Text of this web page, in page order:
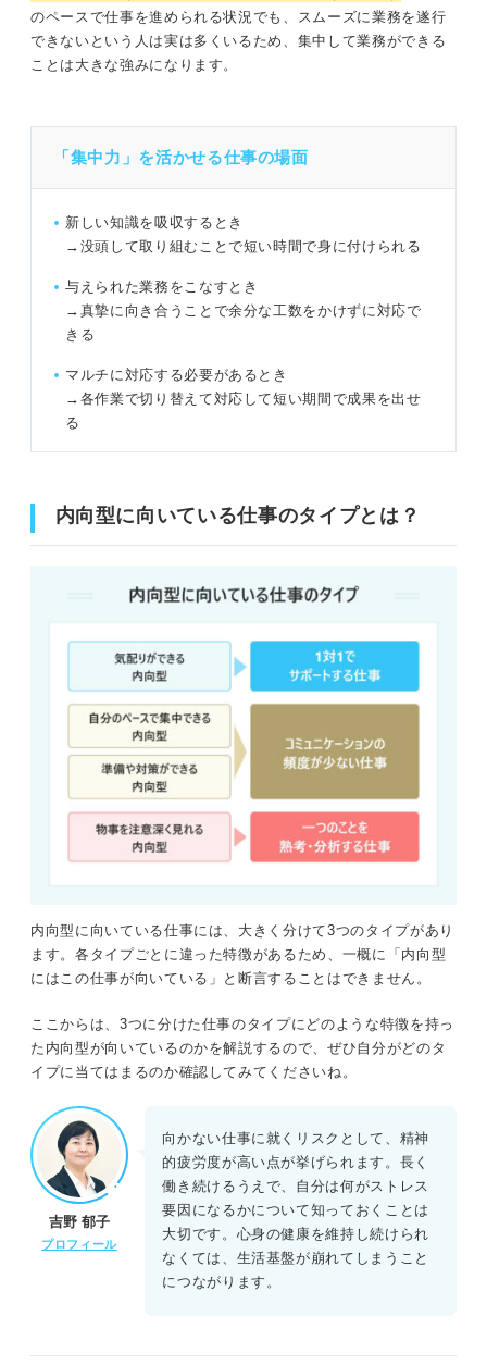
のペースで仕事を進められる状況でも、スムーズに業務を遂行
できないという人は実は多くいるため、集中して業務ができる
ことは大きな強みになります。
「集中力」を活かせる仕事の場面
新しい知識を吸収するとき
→没頭して取り組むことで短い時間で身に付けられる
与えられた業務をこなすとき
→真摯に向き合うことで余分な工数をかけずに対応で
きる
マルチに対応する必要があるとき
→各作業で切り替えて対応して短い期間で成果を出せ
る
内向型に向いている仕事のタイプとは？
内向型に向いている仕事には、大きく分けて3つのタイプがあり
ます。各タイプごとに違った特徴があるため、一概に「内向型
にはこの仕事が向いている」と断言することはできません。
ここからは、3つに分けた仕事のタイプにどのような特徴を持っ
た内向型が向いているのかを解説するので、ぜひ自分がどのタ
イプに当てはまるのか確認してみてくださいね。
吉野 郁子
プロフィール
向かない仕事に就くリスクとして、精神
的疲労度が高い点が挙げられます。長く
働き続けるうえで、自分は何がストレス
要因になるかについて知っておくことは
大切です。心身の健康を維持し続けられ
なくては、生活基盤が崩れてしまうこと
につながります。